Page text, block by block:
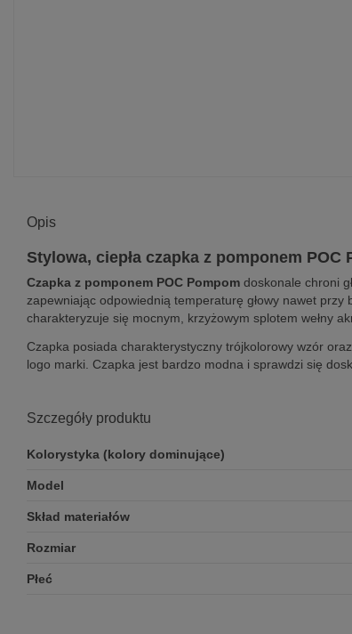
Opis
Stylowa, ciepła czapka z pomponem POC
Czapka z pomponem POC Pompom doskonale chroni
zapewniając odpowiednią temperaturę głowy nawet
charakteryzuje się mocnym, krzyżowym splotem wełny
Czapka posiada charakterystyczny trójkolorowy wzór oraz
logo marki. Czapka jest bardzo modna i sprawdzi się
Szczegóły produktu
Kolorystyka (kolory dominujące)
Model
Skład materiałów
Rozmiar
Płeć